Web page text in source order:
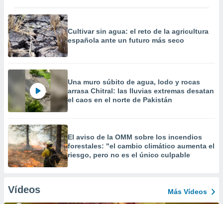
Cultivar sin agua: el reto de la agricultura
española ante un futuro más seco
Una muro súbito de agua, lodo y rocas
arrasa Chitral: las lluvias extremas desatan
el caos en el norte de Pakistán
El aviso de la OMM sobre los incendios
forestales: "el cambio climático aumenta el
riesgo, pero no es el único culpable
Vídeos Más Vídeos